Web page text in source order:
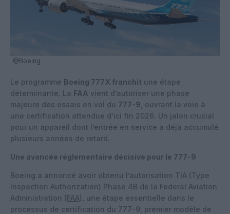
@Boeing
Le programme Boeing 777X franchit une étape
déterminante. La FAA vient d’autoriser une phase
majeure des essais en vol du 777-9 , ouvrant la voie à
une certification attendue d’ici fin 2026. Un jalon crucial
pour un appareil dont l’entrée en service a déjà accumulé
plusieurs années de retard.
Une avancée réglementaire décisive pour le 777-9
Boeing a annoncé avoir obtenu l’autorisation TIA (Type
Inspection Authorization) Phase 4B de la Federal Aviation
Administration (FAA), une étape essentielle dans le
processus de certification du 777-9, premier modèle de